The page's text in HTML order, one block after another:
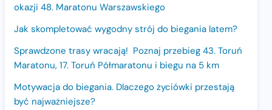
okazji 48. Maratonu Warszawskiego
Jak skompletować wygodny strój do biegania latem?
Sprawdzone trasy wracają! Poznaj przebieg 43. Toruń
Maratonu, 17. Toruń Półmaratonu i biegu na 5 km
Motywacja do biegania. Dlaczego życiówki przestają
być najważniejsze?